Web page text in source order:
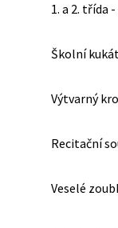
1. a 2. třída
Školní
Výtvarný
Recitační
Veselé